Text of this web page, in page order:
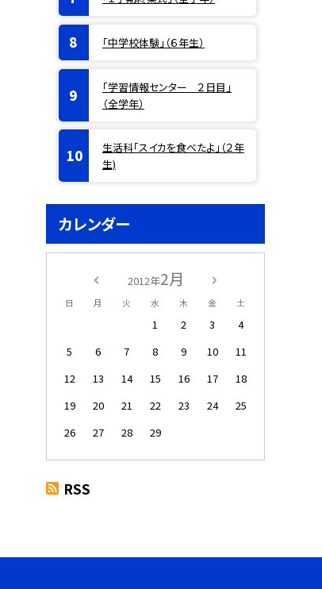
「中学校体験」（６年生）
「学習情報センター ２日目」
（全学年）
生活科「スイカを食べたよ」（２年
生)
カレンダー
2012年2月
日 月 火 水 木 金 土
1 2 3
4
5
6 7 8 9 10
11
12
13 14 15 16 17
18
19
20 21 22 23 24
25
26
27 28 29
RSS